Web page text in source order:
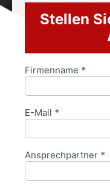
Stellen
Anfrageformular
Firmenname *
E-Mail *
Ansprechpartner *